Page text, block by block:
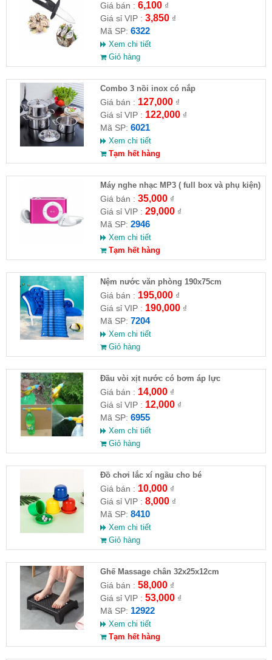
Giá bán : 6,100₫
Giá sỉ VIP : 3,850₫
Mã SP: 6322
Xem chi tiết
Giỏ hàng
Combo 3 nồi inox có nắp
Giá bán : 127,000₫
Giá sỉ VIP : 122,000₫
Mã SP: 6021
Xem chi tiết
Tạm hết hàng
Máy nghe nhạc MP3 ( full box và phụ kiện)
Giá bán : 35,000₫
Giá sỉ VIP : 29,000₫
Mã SP: 2946
Xem chi tiết
Tạm hết hàng
Nệm nước văn phòng 190x75cm
Giá bán : 195,000₫
Giá sỉ VIP : 190,000₫
Mã SP: 7204
Xem chi tiết
Giỏ hàng
Đầu vòi xịt nước có bơm áp lực
Giá bán : 14,000₫
Giá sỉ VIP : 12,000₫
Mã SP: 6955
Xem chi tiết
Giỏ hàng
Đồ chơi lắc xí ngầu cho bé
Giá bán : 10,000₫
Giá sỉ VIP : 8,000₫
Mã SP: 8410
Xem chi tiết
Giỏ hàng
Ghế Massage chân 32x25x12cm
Giá bán : 58,000₫
Giá sỉ VIP : 53,000₫
Mã SP: 12922
Xem chi tiết
Tạm hết hàng